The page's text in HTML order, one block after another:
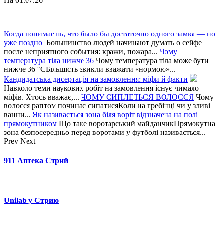
Когда понимаешь, что было бы достаточно одного замка — но
уже поздно Большинство людей начинают думать о сейфе
после неприятного события: кражи, пожара... Чому
температура тіла нижче 36 Чому температура тіла може бути
нижче 36 °CБільшість звикли вважати «нормою»...
Кандидатська дисертація на замовлення: міфи й факти
Навколо теми наукових робіт на замовлення існує чимало
міфів. Хтось вважає,... ЧОМУ СИПЛЕТЬСЯ ВОЛОССЯ Чому
волосся раптом починає сипатисяКоли на гребінці чи у зливі
ванни... Як називається зона біля воріт відзначена на полі
прямокутником Що таке воротарський майданчикПрямокутна
зона безпосередньо перед воротами у футболі називається...
Prev Next
911 Аптека Стрий
Unilab у Стрию